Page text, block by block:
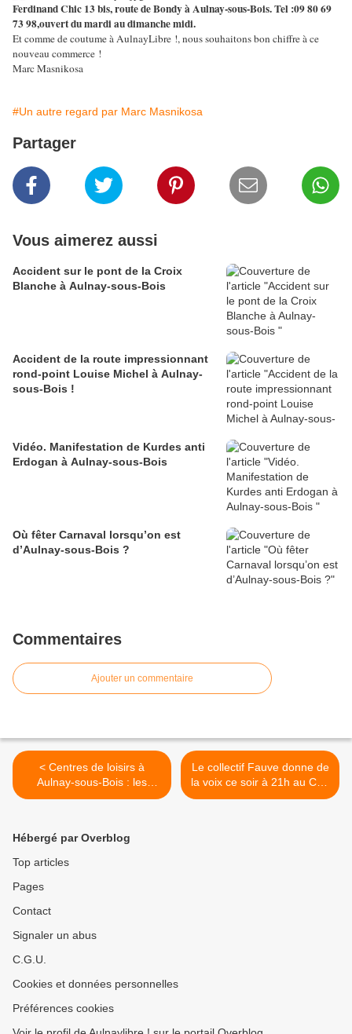
Ferdinand Chic 13 bis, route de Bondy à Aulnay-sous-Bois. Tel :09 80 69
73 98,ouvert du mardi au dimanche midi.
Et comme de coutume à AulnayLibre !, nous souhaitons bon chiffre à ce
nouveau commerce !
Marc Masnikosa
#Un autre regard par Marc Masnikosa
Partager
Vous aimerez aussi
Accident sur le pont de la Croix
Blanche à Aulnay-sous-Bois
Accident de la route impressionnant
rond-point Louise Michel à Aulnay-
sous-Bois !
Vidéo. Manifestation de Kurdes anti
Erdogan à Aulnay-sous-Bois
Où fêter Carnaval lorsqu’on est
d’Aulnay-sous-Bois ?
Commentaires
Ajouter un commentaire
< Centres de loisirs à
Aulnay-sous-Bois : les
inscriptions débutent le 16
Le collectif Fauve donne de
la voix ce soir à 21h au Cap
d’Aulnay-sous-Bois ! >
Hébergé par Overblog
Top articles
Pages
Contact
Signaler un abus
C.G.U.
Cookies et données personnelles
Préférences cookies